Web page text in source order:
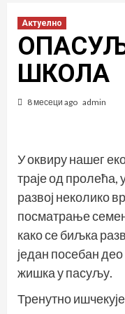
Актуелно
ШКОЛА
8 месеци ago admin
У оквиру нашег
траје од пролећа,
развој неколико
посматрање
како се биљка
један посебан
жишка у пасуљу.
Тренутно